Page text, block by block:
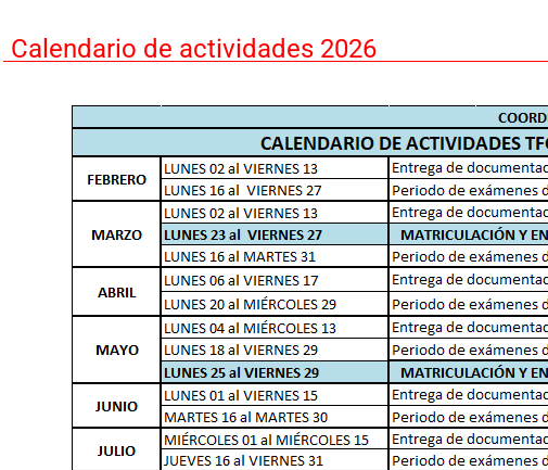
Calendario de actividades 2026